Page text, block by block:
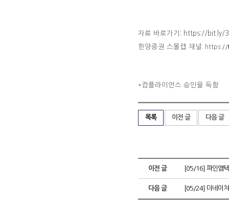
자료 바로가기: https://bit.ly/
한양증권 스몰캡 채널 : https://
*컴플라이언스 승인을 득함
목록 이전 글 다음 글
이전 글 [05/16] 파인엠
다음 글 [05/24] 더네이